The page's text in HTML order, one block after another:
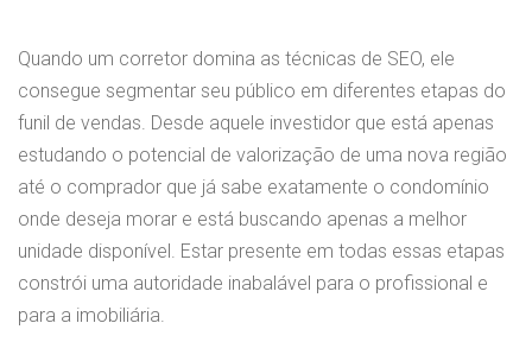
Quando um corretor domina as técnicas de SEO, ele
consegue segmentar seu público em diferentes etapas do
funil de vendas. Desde aquele investidor que está apenas
estudando o potencial de valorização de uma nova região
até o comprador que já sabe exatamente o condomínio
onde deseja morar e está buscando apenas a melhor
unidade disponível. Estar presente em todas essas etapas
constrói uma autoridade inabalável para o profissional e
para a imobiliária.